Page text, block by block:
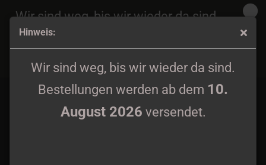
Hinweis:
Wir sind weg, bis wir wieder da sind.
Bestellungen werden ab dem 10.
August 2026 versendet.
Wir sind weg, bis wir wieder da sind.
Bestellungen werden ab dem
August 2026
versendet.